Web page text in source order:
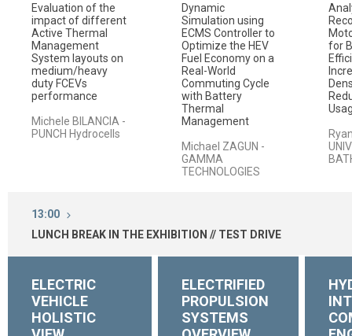
Evaluation of the
impact of different
Active Thermal
Management
System layouts on
medium/heavy
duty FCEVs
performance
Michele BILANCIA -
PUNCH Hydrocells
Dynamic
Simulation using
ECMS Controller to
Optimize the HEV
Fuel Economy on a
Real-World
Commuting Cycle
with Battery
Thermal
Management
Michael ZAGUN -
GAMMA
TECHNOLOGIES
for
13:00
LUNCH BREAK IN THE EXHIBITION // TEST DRIVE
ELECTRIC
VEHICLE
HOLISTIC
ELECTRIFIED
PROPULSION
SYSTEMS